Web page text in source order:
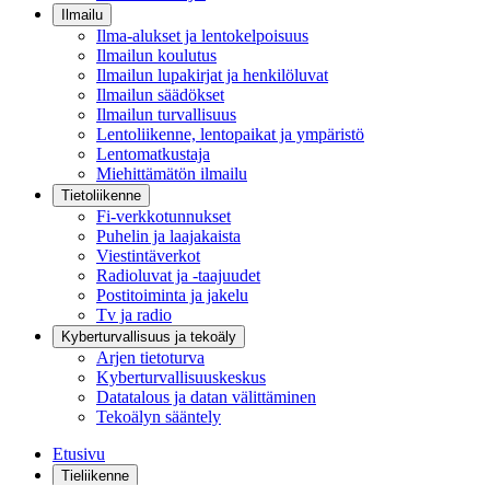
Ilmailu
Ilma-alukset ja lentokelpoisuus
Ilmailun koulutus
Ilmailun lupakirjat ja henkilöluvat
Ilmailun säädökset
Ilmailun turvallisuus
Lentoliikenne, lentopaikat ja ympäristö
Lentomatkustaja
Miehittämätön ilmailu
Tietoliikenne
Fi-verkkotunnukset
Puhelin ja laajakaista
Viestintäverkot
Radioluvat ja -taajuudet
Postitoiminta ja jakelu
Tv ja radio
Kyberturvallisuus ja tekoäly
Arjen tietoturva
Kyberturvallisuuskeskus
Datatalous ja datan välittäminen
Tekoälyn sääntely
Etusivu
Tieliikenne